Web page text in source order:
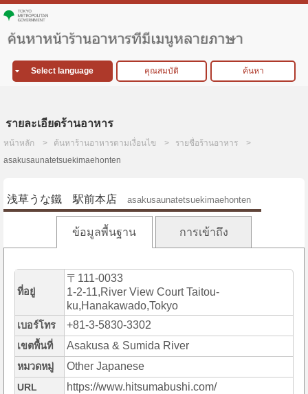
Select language คุณสมบัติ ค้นหา
รายละเอียดร้านอาหาร
หน้าหลัก ค้นหาร้านอาหารตามเงื่อนไข
รายชื่อร้านอาหาร
asakusaunatetsuekimaehonten
浅草うな鐵 駅前本店 asakusaunatetsuekimaehonten
ข้อมูลพื้นฐาน การเข้าถึง
ที่อยู่
〒111-0033
1-2-11,River View Court Taitou-
ku,Hanakawado,Tokyo
เบอร์โทร +81-3-5830-3302
เขตพื้นที่ Asakusa & Sumida River
หมวดหมู่ Other Japanese
URL https://www.hitsumabushi.com/